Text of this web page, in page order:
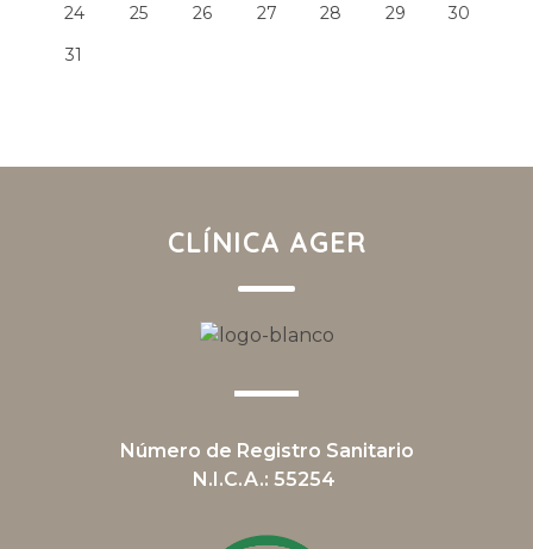
24
25 26 27 28 29
30
31
CLÍNICA AGER
Número de Registro Sanitario
N.I.C.A.: 55254